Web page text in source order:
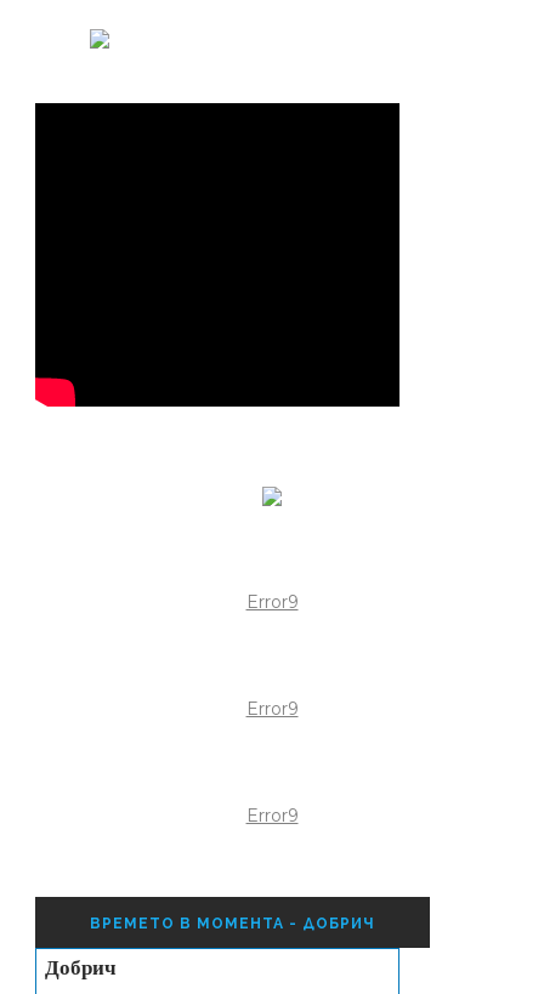
Error9
Error9
Error9
ВРЕМЕТО В МОМЕНТА - ДОБРИЧ